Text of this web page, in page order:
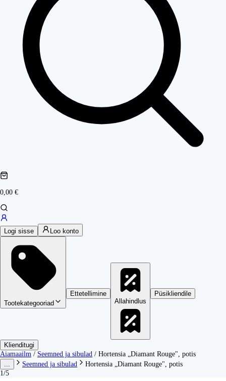
0,00 €
Logi sisse Loo konto
Tootekategooriad
Ettetellimine
Allahindlus
Püsikliendile
Klienditugi
Aiamaailm / Seemned ja sibulad / Hortensia „Diamant Rouge", potis
Seemned ja sibulad
Hortensia „Diamant Rouge", potis
1/5